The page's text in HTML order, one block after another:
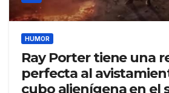
HUMOR
Ray Porter tiene una
perfecta al
cubo alienígena en el